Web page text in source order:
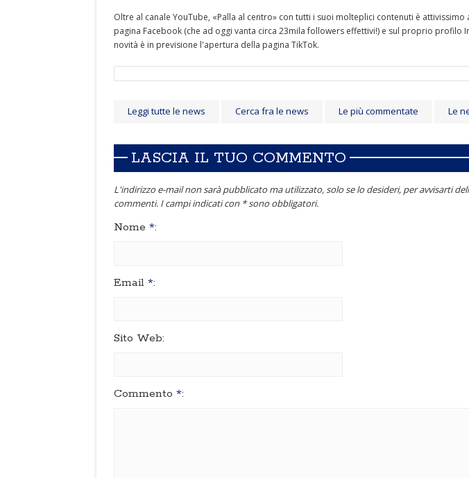
Oltre al canale YouTube, «Palla al centro» con tutti i suoi molteplici contenuti è
pagina Facebook (che ad oggi vanta circa 23mila followers effettivi!) e sul proprio profilo
novità è in previsione l'apertura della pagina TikTok.
Leggi tutte le news Cerca fra le news Le più commentate Le
LASCIA IL TUO COMMENTO
L'indirizzo e-mail non sarà pubblicato ma utilizzato, solo se lo desideri, per avvisarti
commenti. I campi indicati con * sono obbligatori.
Nome *:
Email *:
Sito Web:
Commento *: